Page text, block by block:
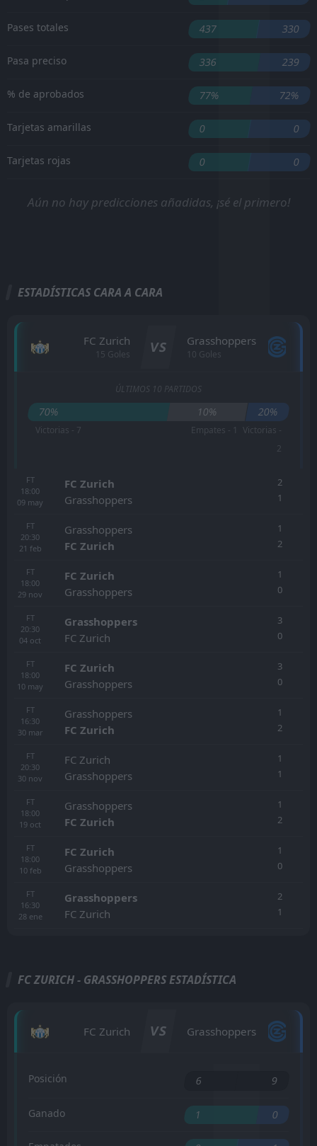
Pases totales 437 330
Pasa preciso 336 239
% de aprobados 77% 72%
Tarjetas amarillas 0 0
Tarjetas rojas 0 0
Aún no hay predicciones añadidas, ¡sé el primero!
ESTADÍSTICAS CARA A CARA
FC Zurich
15 Goles VS Grasshoppers
10 Goles
ÚLTIMOS 10 PARTIDOS
70% 10% 20%
Victorias - 7 Empates - 1
Victorias -
2
FT
18:00
09 may
FC Zurich
Grasshoppers
2
1
FT
20:30
21 feb
Grasshoppers
FC Zurich
1
2
FT
18:00
29 nov
FC Zurich
Grasshoppers
1
0
FT
20:30
04 oct
Grasshoppers
FC Zurich
3
0
FT
18:00
10 may
FC Zurich
Grasshoppers
3
0
FT
16:30
30 mar
Grasshoppers
FC Zurich
1
2
FT
20:30
30 nov
FC Zurich
Grasshoppers
1
1
FT
18:00
19 oct
Grasshoppers
FC Zurich
1
2
FT
18:00
10 feb
FC Zurich
Grasshoppers
1
0
FT
16:30
28 ene
Grasshoppers
FC Zurich
2
1
FC ZURICH - GRASSHOPPERS ESTADÍSTICA
FC Zurich VS Grasshoppers
Posición 6 9
Ganado 1 0